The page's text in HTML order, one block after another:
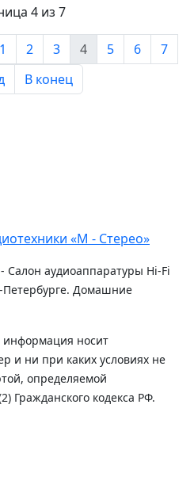
4 из 7
1 2 3 4 5 6
7
В конец
Салон аудиоаппаратуры Hi-Fi
Петербурге. Домашние
информация носит
и ни при каких условиях не
определяемой
Гражданского кодекса РФ.